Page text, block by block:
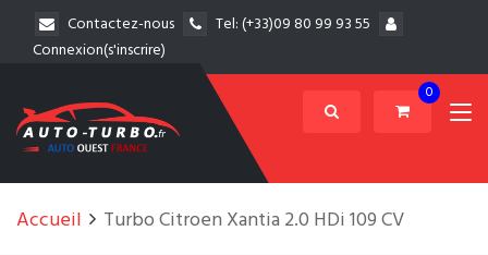
Contactez-nous Tel:(+33)09 80 99 93 55
Connexion(s'inscrire)
0
Accueil Turbo Citroen Xantia 2.0 HDi 109 CV